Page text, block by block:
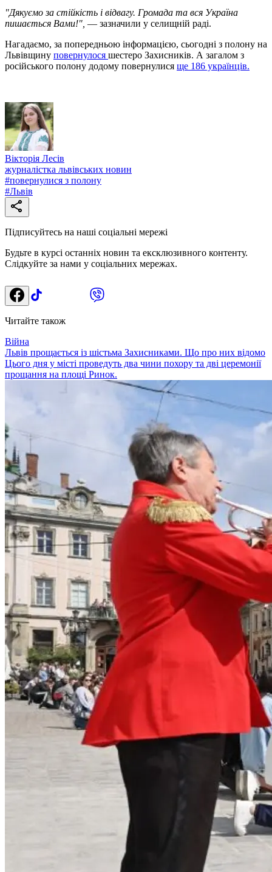
"Дякуємо за стійкість і відвагу. Громада та вся Україна
пишається Вами!", — зазначили у селищній раді.
Нагадаємо, за попередньою інформацією, сьогодні з полону на
Львівщину повернулося шестеро Захисників. А загалом з
російського полону додому повернулися ще 186 українців.
Вікторія Лесів
журналістка львівських новин
#повернулися з полону
#Львів
Підписуйтесь на наші соціальні мережі
Будьте в курсі останніх новин та ексклюзивного контенту.
Слідкуйте за нами у соціальних мережах.
Читайте також
Війна
Львів прощається із шістьма Захисниками. Що про них відомо
Цього дня у місті проведуть два чини похору та дві церемонії
прощання на площі Ринок.